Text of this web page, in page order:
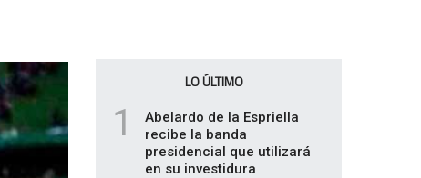
LO ÚLTIMO
1
Abelardo de la Espriella
recibe la banda
presidencial que utilizará
en su investidura